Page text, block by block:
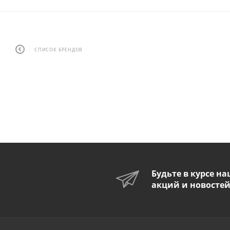
СПИСОК БРЕНДОВ
Будьте в курсе
акций и новостей